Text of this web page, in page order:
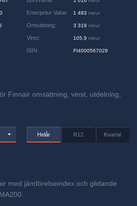
Enterprise Value: 1 483 meur
Omsättning: 3 319 meur
Vinst: 105,9 meur
ISIN: FI4000567029
Finnair omsättning, vinst, utdelning,
Helår R12 Kvartal
med jämförelseindex och glidande